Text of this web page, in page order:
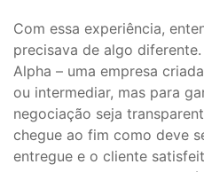
Com essa experiência,
precisava de algo
Alpha – uma empresa
ou intermediar, mas para
negociação seja
chegue ao fim como deve
entregue e o cliente